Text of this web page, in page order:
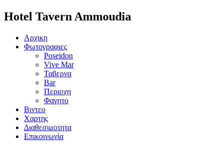
Hotel Tavern Ammoudia
Αρχικη
Φωτογραφιες
Poseidon
Vive Mar
Ταβερνα
Bar
Περιοχη
Φαγητο
Βιντεο
Χαρτης
Διαθεσιμοτητα
Επικοινωνία